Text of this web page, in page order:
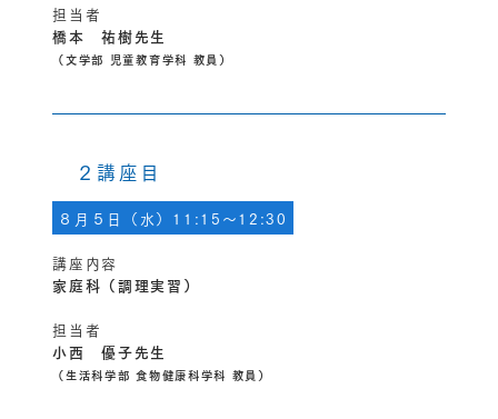
担当者
橋本 祐樹先生
（文学部 児童教育学科 教員）
２講座目
８月５日（水）11:15～12:30
講座内容
家庭科（調理実習）
担当者
小西 優子先生
（生活科学部 食物健康科学科 教員）